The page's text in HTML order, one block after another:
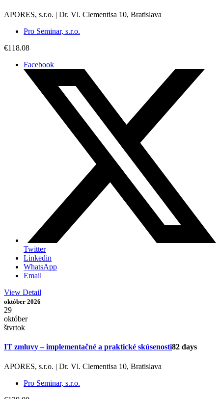
APORES, s.r.o. | Dr. Vl. Clementisa 10, Bratislava
Pro Seminar, s.r.o.
€118.08
Facebook
Twitter
Linkedin
WhatsApp
Email
View Detail
október 2026
29
október
štvrtok
IT zmluvy – implementačné a praktické skúsenosti82 days
APORES, s.r.o. | Dr. Vl. Clementisa 10, Bratislava
Pro Seminar, s.r.o.